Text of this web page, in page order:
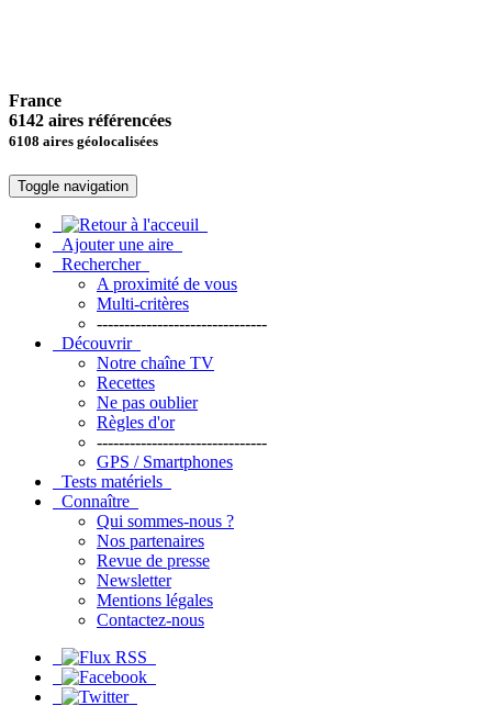
France
6142 aires référencées
6108 aires géolocalisées
Toggle navigation
Ajouter une aire
Rechercher
A proximité de vous
Multi-critères
-------------------------------
Découvrir
Notre chaîne TV
Recettes
Ne pas oublier
Règles d'or
-------------------------------
GPS / Smartphones
Tests matériels
Connaître
Qui sommes-nous ?
Nos partenaires
Revue de presse
Newsletter
Mentions légales
Contactez-nous